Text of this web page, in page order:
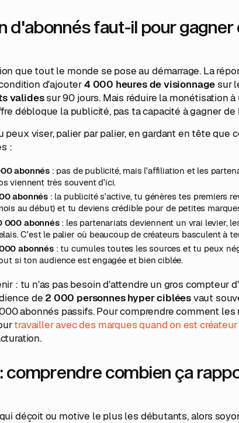
d'abonnés faut-il pour
que tout le monde se pose au démarrage. La
d'ajouter4 000 heures de visionnagesur
validessur 90 jours. Mais réduire la monétisation
débloque la publicité, pas ta capacité à gagner de
peux viser, palier par palier, en gardant en tête que
:
abonnés : pas de publicité, mais l'affiliation et les
viennent très souvent d'ici.
abonnés : la publicité s'active, tu génères tes premiers
au début) et tu deviens crédible pour de petites
000 abonnés: les partenariats deviennent un vrai levier,
C'est le palier où beaucoup de créateurs basculent à
abonnés: tu cumules toutes les sources et tu peux
si ton audience est engagée et bien ciblée.
: tu n'as pas besoin d'attendre un gros compteur
de 2 000 personnes hyper cibléesvaut
abonnés passifs. Pour comprendre comment
travailler avec des marques quand on est créateur
comprendre combien ça
déçoit ou motive le plus les débutants, alors